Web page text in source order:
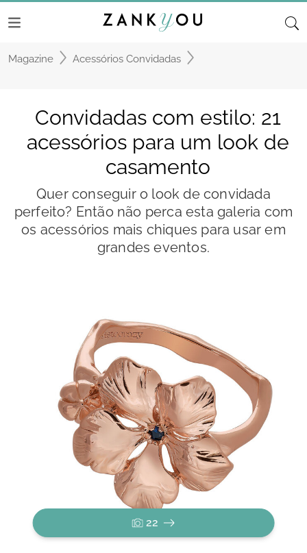
Magazine Acessórios Convidadas
Convidadas com estilo: 21
acessórios para um look de
casamento
Quer conseguir o look de convidada
perfeito? Então não perca esta galeria com
os acessórios mais chiques para usar em
grandes eventos.
22